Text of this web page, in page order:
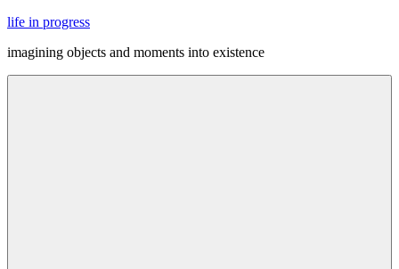
Skip
content
life in progress
imagining objects and moments into existence